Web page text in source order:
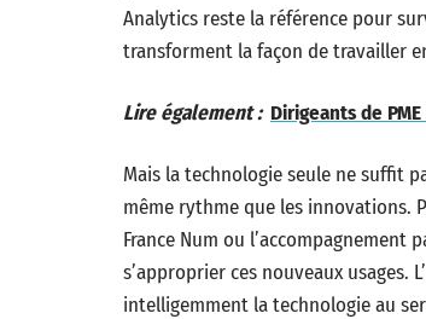
Analytics reste la référence pour
transforment la façon de travailler
Lire également : Dirigeants de
Mais la technologie seule ne suffit
même rythme que les innovations.
France Num ou
s’approprier ces nouveaux usages.
intelligemment la technologie au